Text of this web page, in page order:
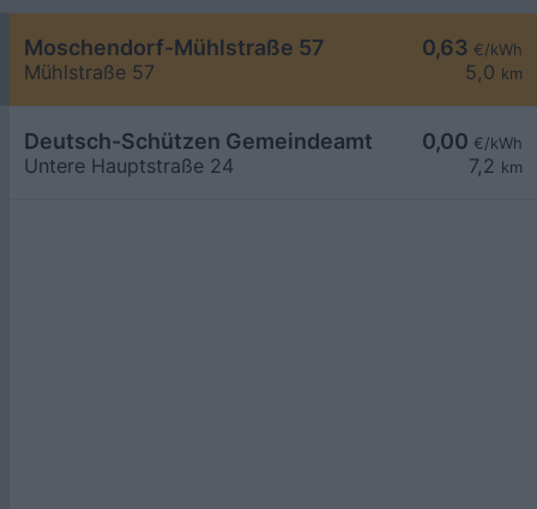
0,63 €/kWh
5,0 km
Moschendorf-Mühlstraße 57
Mühlstraße 57
0,00 €/kWh
7,2 km
Deutsch-Schützen Gemeindeamt
Untere Hauptstraße 24